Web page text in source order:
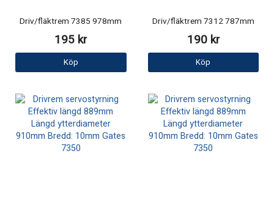
Driv/fläktrem 7385 978mm
195 kr
Köp
Driv/fläktrem 7312 787mm
190 kr
Köp